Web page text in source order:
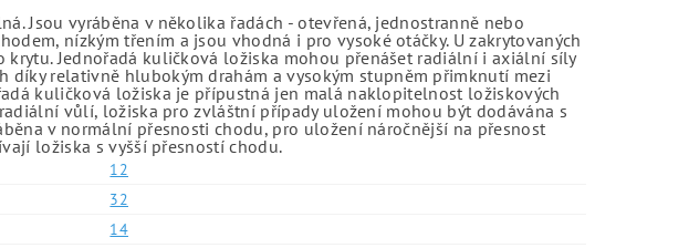
Jsou vyráběna v několika řadách - otevřená, jednostranně nebo
nízkým třením a jsou vhodná i pro vysoké otáčky. U zakrytovaných
Jednořadá kuličková ložiska mohou přenášet radiální i axiální síly
díky relativně hlubokým drahám a vysokým stupněm přimknutí mezi
kuličková ložiska je přípustná jen malá naklopitelnost ložiskových
vůlí, ložiska pro zvláštní případy uložení mohou být dodávána s
v normální přesnosti chodu, pro uložení náročnější na přesnost
ložiska s vyšší přesností chodu.
12
32
14